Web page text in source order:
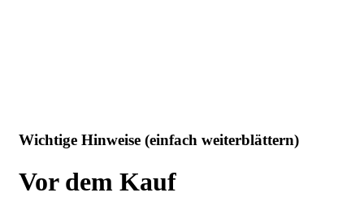
Wichtige Hinweise (einfach weiterblättern)
Vor dem Kauf